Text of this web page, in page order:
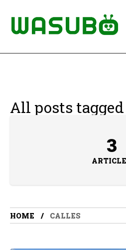
All posts
3
HOME CALLES